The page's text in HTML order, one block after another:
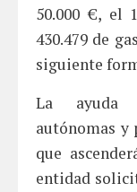
50.000 €, el
430.479 de
siguiente
La ayuda
autónomas y
que
entidad